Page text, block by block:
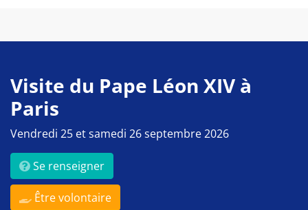
Visite du Pape Léon XIV à
Paris
Vendredi 25 et samedi 26 septembre 2026
Se renseigner
Être volontaire